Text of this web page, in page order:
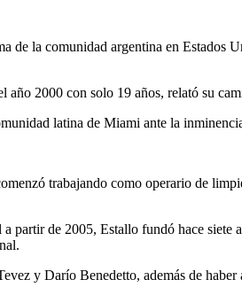
de la comunidad argentina en
2000 con solo 19 años, relató su
latina de Miami ante la
trabajando como operario de
partir de 2005, Estallo fundó hace
y Darío Benedetto, además de